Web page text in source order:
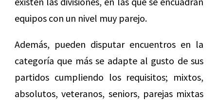
equipos con un nivel muy parejo.
Además, pueden disputar encuentros en la
categoría que más se adapte al gusto de sus
partidos cumpliendo los requisitos; mixtos,
absolutos, veteranos, seniors, parejas mixtas